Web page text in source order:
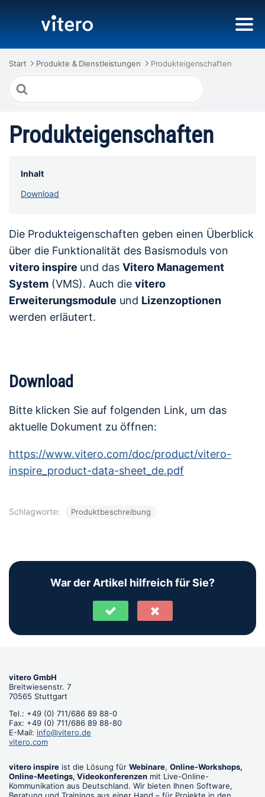
Start Produkte & Dienstleistungen Produkteigenschaften
Suche
nach
Produkteigenschaften
Inhalt
Download
Die Produkteigenschaften geben einen Überblick
über die Funktionalität des Basismoduls von
vitero inspire und das Vitero Management
System (VMS). Auch die vitero
Erweiterungsmodule und Lizenzoptionen
werden erläutert.
Download
Bitte klicken Sie auf folgenden Link, um das
aktuelle Dokument zu öffnen:
https://www.vitero.com/doc/product/vitero-
inspire_product-data-sheet_de.pdf
Schlagworte: Produktbeschreibung
War der Artikel hilfreich für Sie?
vitero GmbH
Breitwiesenstr. 7
70565 Stuttgart
Tel.: +49 (0) 711/686 89 88-0
Fax: +49 (0) 711/686 89 88-80
E-Mail: info@vitero.de
vitero.com
vitero inspire ist die Lösung für Webinare, Online-Workshops,
Online-Meetings, Videokonferenzen mit Live-Online-
Kommunikation aus Deutschland. Wir bieten Ihnen Software,